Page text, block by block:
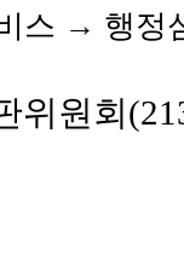
스 → 행
위원회